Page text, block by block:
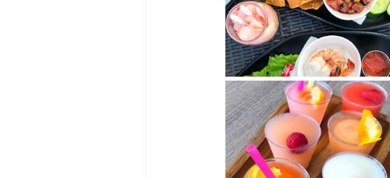
Bronx-맛집/여행지 Bryce Canyon-
Cambridge-맛집/여행지
Centerport-맛집/여행지